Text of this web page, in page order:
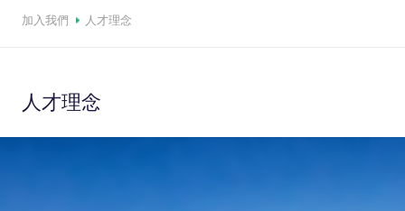
加入我們 人才理念
人才理念